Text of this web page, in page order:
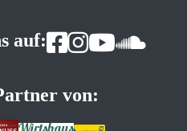
auf:
von: